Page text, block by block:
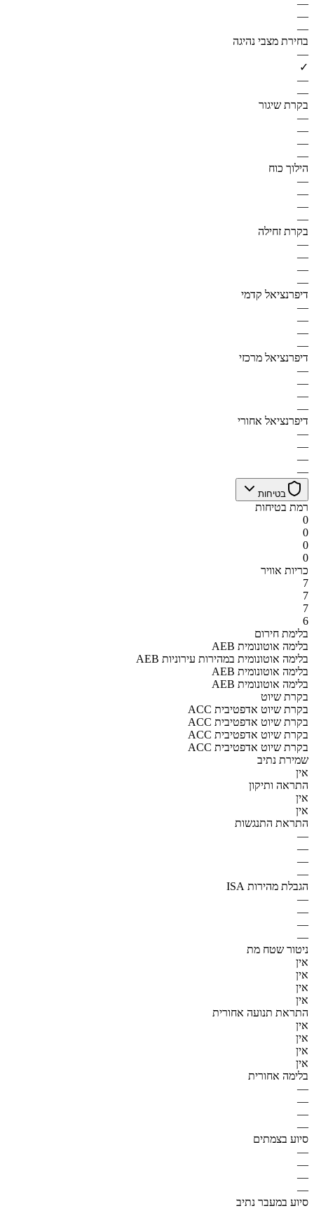
—
—
—
בחירת מצבי נהיגה
—
✓
—
—
בקרת שיגור
—
—
—
—
הילוך כוח
—
—
—
—
בקרת זחילה
—
—
—
—
דיפרנציאל קדמי
—
—
—
—
דיפרנציאל מרכזי
—
—
—
—
דיפרנציאל אחורי
—
—
—
—
בטיחות
רמת בטיחות
0
0
0
0
כריות אוויר
7
7
7
6
בלימת חירום
AEB בלימה אוטונומית
AEB בלימה אוטונומית במהירות עירוניות
AEB בלימה אוטונומית
AEB בלימה אוטונומית
בקרת שיוט
ACC בקרת שיוט אדפטיבית
ACC בקרת שיוט אדפטיבית
ACC בקרת שיוט אדפטיבית
ACC בקרת שיוט אדפטיבית
שמירת נתיב
אין
התראה ותיקון
אין
אין
התראת התנגשות
—
—
—
—
הגבלת מהירות ISA
—
—
—
—
ניטור שטח מת
אין
אין
אין
אין
התראת תנועה אחורית
אין
אין
אין
אין
בלימה אחורית
—
—
—
—
סיוע בצמתים
—
—
—
—
סיוע במעבר נתיב